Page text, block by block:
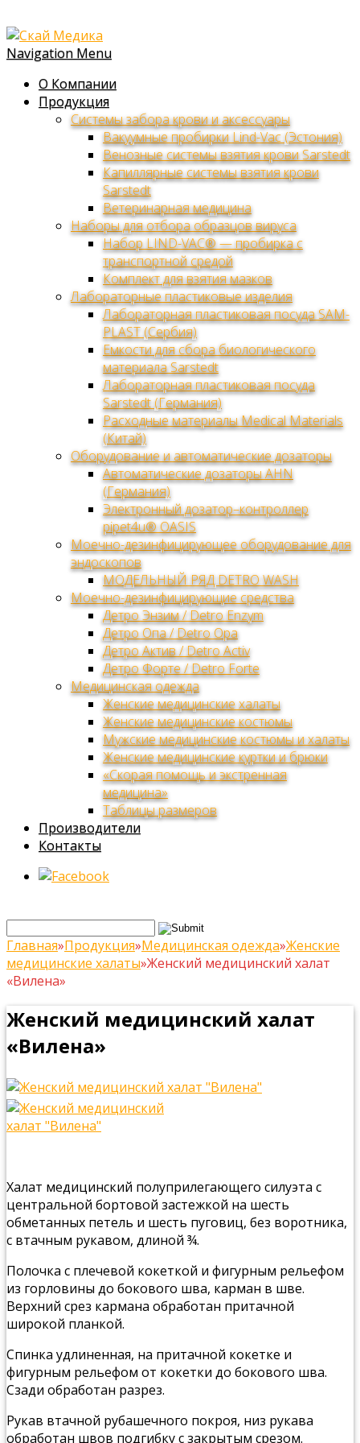
Navigation Menu
О Компании
Продукция
Системы забора крови и аксессуары
Вакуумные пробирки Lind-Vac (Эстония)
Венозные системы взятия крови Sarstedt
Капиллярные системы взятия крови
Sarstedt
Ветеринарная медицина
Наборы для отбора образцов вируса
Набор LIND-VAC® — пробирка с
транспортной средой
Комплект для взятия мазков
Лабораторные пластиковые изделия
Лабораторная пластиковая посуда SAM-
PLAST (Сербия)
Емкости для сбора биологического
материала Sarstedt
Лабораторная пластиковая посуда
Sarstedt (Германия)
Расходные материалы Medical Materials
(Китай)
Оборудование и автоматические дозаторы
Автоматические дозаторы AHN
(Германия)
Электронный дозатор–контроллер
pipet4u® OASIS
Моечно-дезинфицирующее оборудование для
эндоскопов
МОДЕЛЬНЫЙ РЯД DETRO WASH
Моечно-дезинфицирующие средства
Детро Энзим / Detro Enzym
Детро Опа / Detro Opa
Детро Актив / Detro Activ
Детро Форте / Detro Forte
Медицинская одежда
Женские медицинские халаты
Женские медицинские костюмы
Мужские медицинские костюмы и халаты
Женские медицинские куртки и брюки
«Скорая помощь и экстренная
медицина»
Таблицы размеров
Производители
Контакты
Главная»Продукция»Медицинская одежда»Женские
медицинские халаты»Женский медицинский халат
«Вилена»
Женский медицинский халат
«Вилена»
Халат медицинский полуприлегающего силуэта с
центральной бортовой застежкой на шесть
обметанных петель и шесть пуговиц, без воротника,
с втачным рукавом, длиной ¾.
Полочка с плечевой кокеткой и фигурным рельефом
из горловины до бокового шва, карман в шве.
Верхний срез кармана обработан притачной
широкой планкой.
Спинка удлиненная, на притачной кокетке и
фигурным рельефом от кокетки до бокового шва.
Сзади обработан разрез.
Рукав втачной рубашечного покроя, низ рукава
обработан швов подгибку с закрытым срезом.